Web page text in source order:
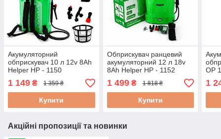
Акумуляторний
обприскувач 10 л 12v 8Ah
Helper HP - 1150
обприскувач
акумуляторний для
городніх робіт
1 149 ₴ 1 359 ₴
Купити
Обприскувач ранцевий
акумуляторний 12 л 18v
8Ah Helper HP - 1152
обприскувач
акумуляторний для
захисту рослин
1 499₴ 1 818 ₴
Купити
OP
1
Акційні пропозиції та новинки